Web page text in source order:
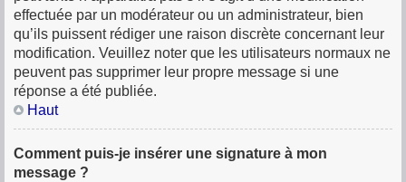
effectuée par un modérateur ou un administrateur, bien
qu’ils puissent rédiger une raison discrète concernant leur
modification. Veuillez noter que les utilisateurs normaux ne
peuvent pas supprimer leur propre message si une
réponse a été publiée.
Haut
Comment puis-je insérer une signature à mon
message ?